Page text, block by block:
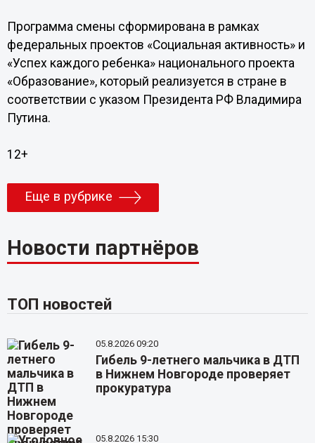
Программа смены сформирована в рамках
федеральных проектов «Социальная активность» и
«Успех каждого ребенка» национального проекта
«Образование», который реализуется в стране в
соответствии с указом Президента РФ Владимира
Путина.
12+
Еще в рубрике
Новости партнёров
ТОП новостей
05.8.2026 09:20
Гибель 9-летнего мальчика в ДТП
в Нижнем Новгороде проверяет
прокуратура
05.8.2026 15:30